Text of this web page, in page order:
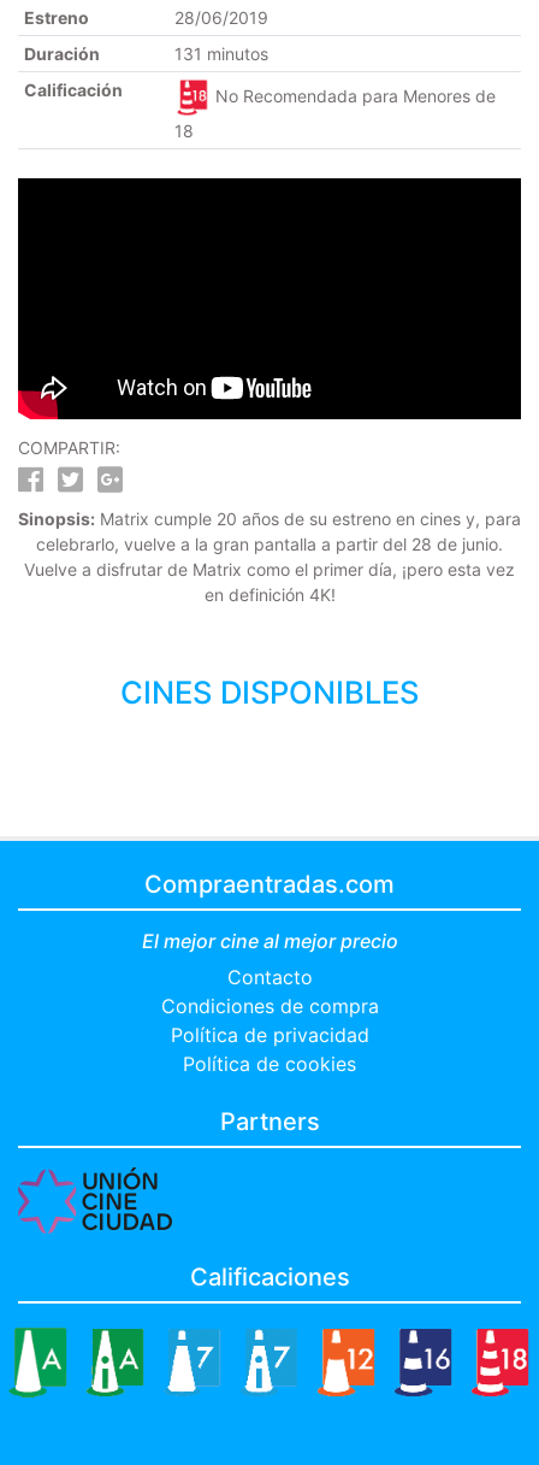
Estreno
28/06/2019
Duración
131 minutos
Calificación
No Recomendada para Menores de
18
COMPARTIR:
Sinopsis: Matrix cumple 20 años de su estreno en cines y, para
celebrarlo, vuelve a la gran pantalla a partir del 28 de junio.
Vuelve a disfrutar de Matrix como el primer día, ¡pero esta vez
en definición 4K!
CINES DISPONIBLES
Compraentradas.com
El mejor cine al mejor precio
Contacto
Condiciones de compra
Política de privacidad
Política de cookies
Partners
Calificaciones